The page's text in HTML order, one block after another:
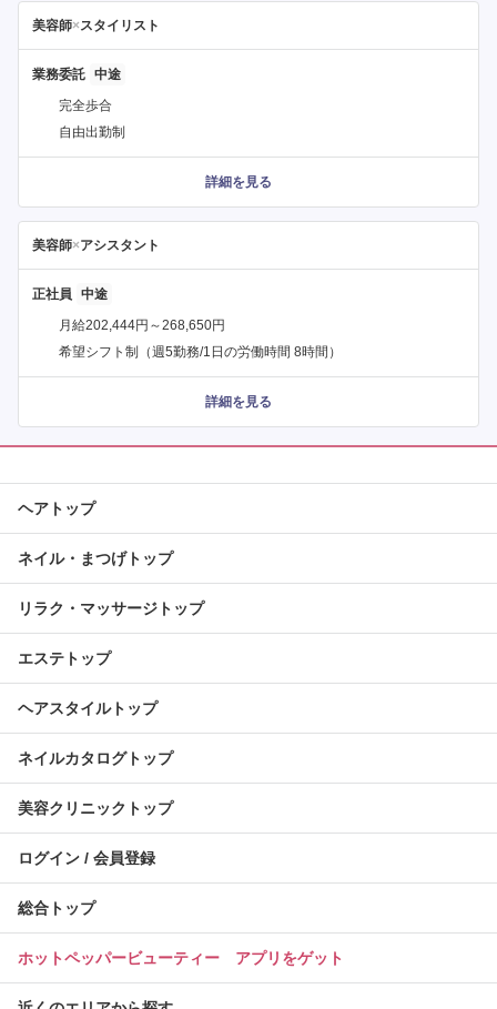
美容師×スタイリスト
業務委託
完全歩合
自由出勤制
詳細を見る
美容師×アシスタント
正社員
月給202,444円～268,650円
希望シフト制（週5勤務/1日の労働時間 8時間）
詳細を見る
ヘアトップ
ネイル・まつげトップ
リラク・マッサージトップ
エステトップ
ヘアスタイルトップ
ネイルカタログトップ
美容クリニックトップ
ログイン / 会員登録
総合トップ
ホットペッパービューティー アプリをゲット